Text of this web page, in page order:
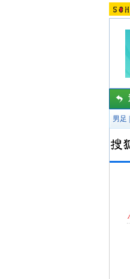
男足